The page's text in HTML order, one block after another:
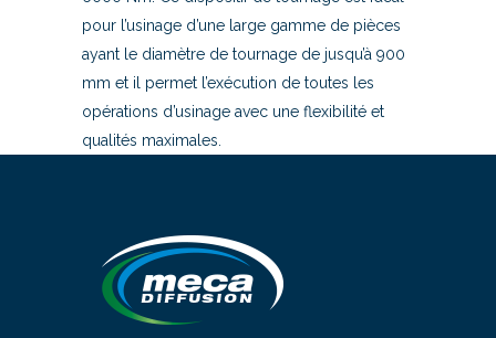
pour l’usinage d’une large gamme de pièces
ayant le diamètre de tournage de jusqu’à 900
mm et il permet l’exécution de toutes les
opérations d’usinage avec une flexibilité et
qualités maximales.